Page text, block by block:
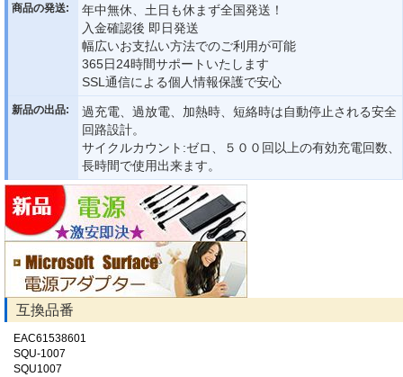
商品の発送:
年中無休、土日も休まず全国発送！
入金確認後 即日発送
幅広いお支払い方法でのご利用が可能
365日24時間サポートいたします
SSL通信による個人情報保護で安心
新品の出品:
過充電、過放電、加熱時、短絡時は自動停止される安全
回路設計。
サイクルカウント:ゼロ、５００回以上の有効充電回数、
長時間で使用出来ます。
互換品番
EAC61538601
SQU-1007
SQU1007